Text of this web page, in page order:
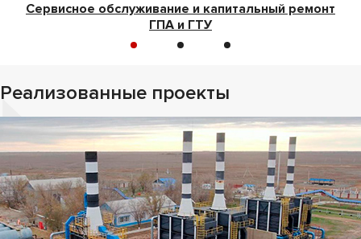
Сервисное обслуживание и капитальный ремонт
ГПА и ГТУ
Реализованные проекты